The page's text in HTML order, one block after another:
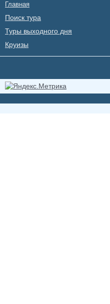
Главная
Поиск тура
Туры выходного дня
Круизы